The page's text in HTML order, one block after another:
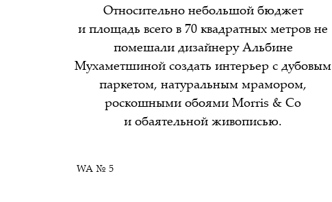
Относительно небольшой бюджет
и площадь всего в 70 квадратных метров не
помешали дизайнеру Альбине
Мухаметшиной создать интерьер с дубовым
паркетом, натуральным мрамором,
роскошными обоями Morris & Co
и обаятельной живописью.
WA № 5